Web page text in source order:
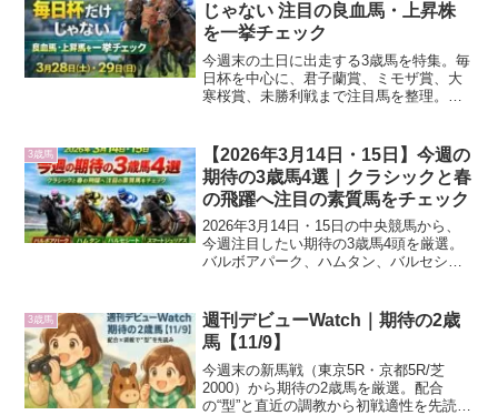
じゃない 注目の良血馬・上昇株
を一挙チェック
今週末の土日に出走する3歳馬を特集。毎
日杯を中心に、君子蘭賞、ミモザ賞、大
寒桜賞、未勝利戦まで注目馬を整理。血
3歳馬
【2026年3月14日・15日】今週の
期待の3歳馬4選｜クラシックと春
の飛躍へ注目の素質馬をチェック
2026年3月14日・15日の中央競馬から、
今週注目したい期待の3歳馬4頭を厳選。
バルボアパーク、ハムタン、バルセシー
かりやすく解説します。
3歳馬
週刊デビューWatch｜期待の2歳
馬【11/9】
今週末の新馬戦（東京5R・京都5R/芝
2000）から期待の2歳馬を厳選。配合
の“型”と直近の調教から初戦適性を先読み